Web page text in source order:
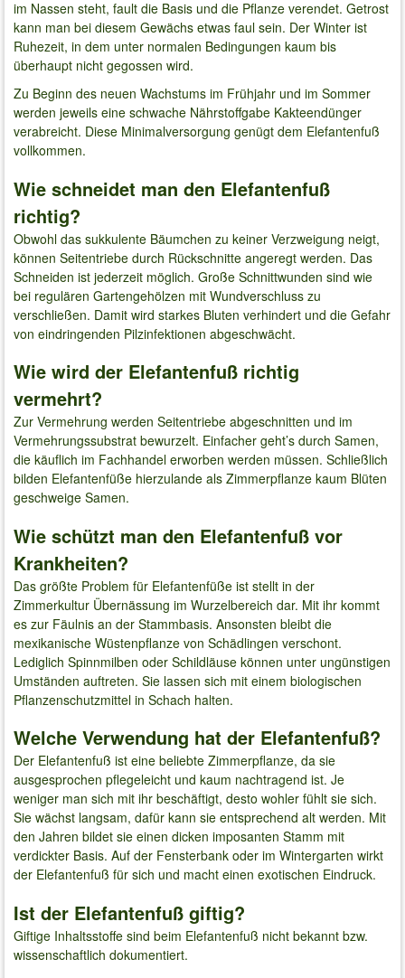
im Nassen steht, fault die Basis und die Pflanze verendet. Getrost
kann man bei diesem Gewächs etwas faul sein. Der Winter ist
Ruhezeit, in dem unter normalen Bedingungen kaum bis
überhaupt nicht gegossen wird.
Zu Beginn des neuen Wachstums im Frühjahr und im Sommer
werden jeweils eine schwache Nährstoffgabe Kakteendünger
verabreicht. Diese Minimalversorgung genügt dem Elefantenfuß
vollkommen.
Wie schneidet man den Elefantenfuß
richtig?
Obwohl das sukkulente Bäumchen zu keiner Verzweigung neigt,
können Seitentriebe durch Rückschnitte angeregt werden. Das
Schneiden ist jederzeit möglich. Große Schnittwunden sind wie
bei regulären Gartengehölzen mit Wundverschluss zu
verschließen. Damit wird starkes Bluten verhindert und die Gefahr
von eindringenden Pilzinfektionen abgeschwächt.
Wie wird der Elefantenfuß richtig
vermehrt?
Zur Vermehrung werden Seitentriebe abgeschnitten und im
Vermehrungssubstrat bewurzelt. Einfacher geht’s durch Samen,
die käuflich im Fachhandel erworben werden müssen. Schließlich
bilden Elefantenfüße hierzulande als Zimmerpflanze kaum Blüten
geschweige Samen.
Wie schützt man den Elefantenfuß vor
Krankheiten?
Das größte Problem für Elefantenfüße ist stellt in der
Zimmerkultur Übernässung im Wurzelbereich dar. Mit ihr kommt
es zur Fäulnis an der Stammbasis. Ansonsten bleibt die
mexikanische Wüstenpflanze von Schädlingen verschont.
Lediglich Spinnmilben oder Schildläuse können unter ungünstigen
Umständen auftreten. Sie lassen sich mit einem biologischen
Pflanzenschutzmittel in Schach halten.
Welche Verwendung hat der Elefantenfuß?
Der Elefantenfuß ist eine beliebte Zimmerpflanze, da sie
ausgesprochen pflegeleicht und kaum nachtragend ist. Je
weniger man sich mit ihr beschäftigt, desto wohler fühlt sie sich.
Sie wächst langsam, dafür kann sie entsprechend alt werden. Mit
den Jahren bildet sie einen dicken imposanten Stamm mit
verdickter Basis. Auf der Fensterbank oder im Wintergarten wirkt
der Elefantenfuß für sich und macht einen exotischen Eindruck.
Ist der Elefantenfuß giftig?
Giftige Inhaltsstoffe sind beim Elefantenfuß nicht bekannt bzw.
wissenschaftlich dokumentiert.